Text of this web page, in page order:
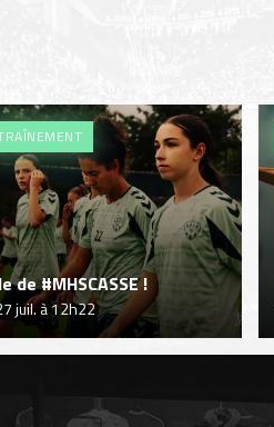
de #MHSCASSE !
juil. à 12h22